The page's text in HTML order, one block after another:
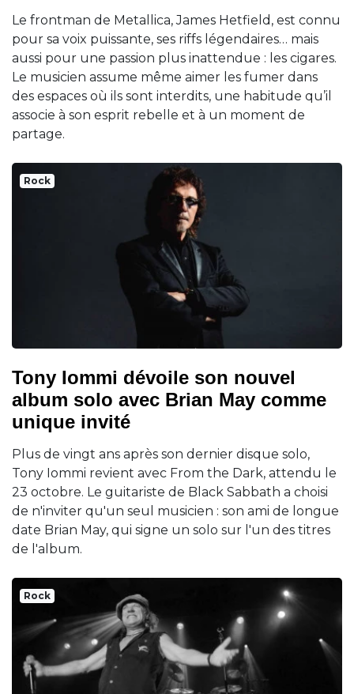
Le frontman de Metallica, James Hetfield, est connu
pour sa voix puissante, ses riffs légendaires… mais
aussi pour une passion plus inattendue : les cigares.
Le musicien assume même aimer les fumer dans
des espaces où ils sont interdits, une habitude qu’il
associe à son esprit rebelle et à un moment de
partage.
Rock
Tony Iommi dévoile son nouvel
album solo avec Brian May comme
unique invité
Plus de vingt ans après son dernier disque solo,
Tony Iommi revient avec From the Dark, attendu le
23 octobre. Le guitariste de Black Sabbath a choisi
de n'inviter qu'un seul musicien : son ami de longue
date Brian May, qui signe un solo sur l'un des titres
de l'album.
Rock